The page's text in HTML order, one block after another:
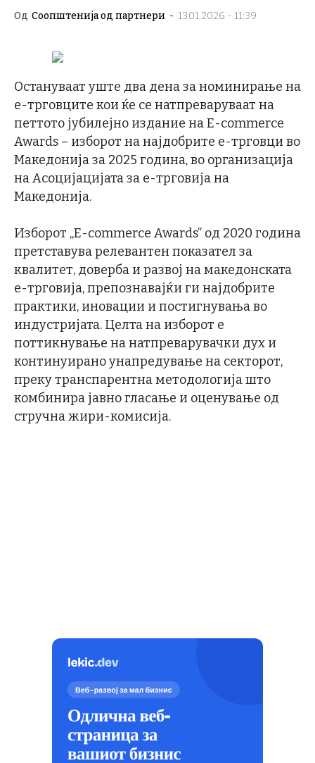
Од Соопштенија од партнери - 13.01.2026 - 11:39
Остануваат уште два дена за номинирање на
е-трговците кои ќе се натпреваруваат на
петтото јубилејно издание на E-commerce
Awards – изборот на најдобрите е-трговци во
Македонија за 2025 година, во организација
на Асоцијацијата за е-трговија на
Македонија.
Изборот „E-commerce Awards” од 2020 година
претставува релевантен показател за
квалитет, доверба и развој на македонската
е-трговија, препознавајќи ги најдобрите
практики, иновации и постигнувања во
индустријата. Целта на изборот е
поттикнување на натпреварувачки дух и
континуирано унапредување на секторот,
преку транспарентна методологија што
комбинира јавно гласање и оценување од
стручна жири-комисија.